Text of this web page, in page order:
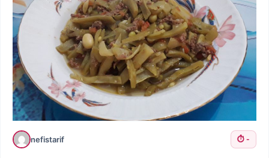
nefistarif ⏱️ -